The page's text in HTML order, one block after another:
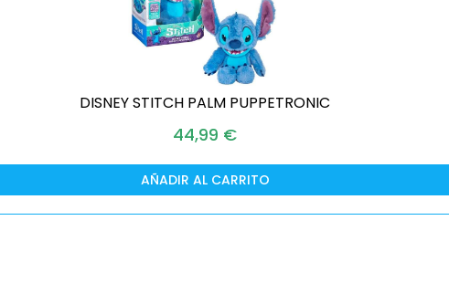
DISNEY STITCH PALM PUPPETRONIC
44,99 €
AÑADIR AL CARRITO